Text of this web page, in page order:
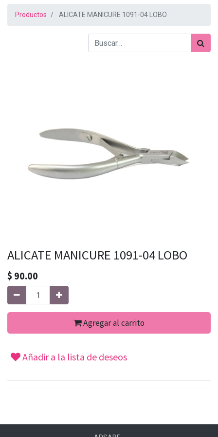
Productos ALICATE MANICURE 1091-04 LOBO
ALICATE MANICURE 1091-04 LOBO
$ 90.00
Agregar al carrito
Añadir a la lista de deseos